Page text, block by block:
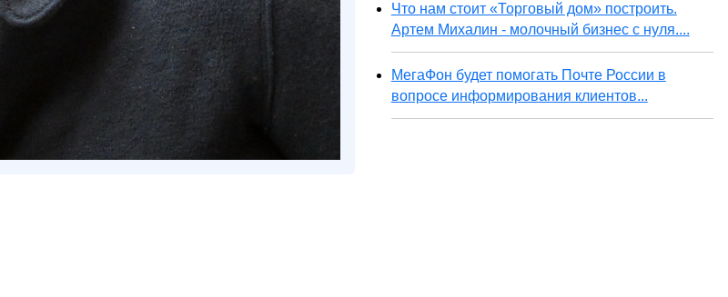
Что нам стоит «Торговый дом» построить.
Артем Михалин - молочный бизнес с нуля....
МегаФон будет помогать Почте России в
вопросе информирования клиентов...